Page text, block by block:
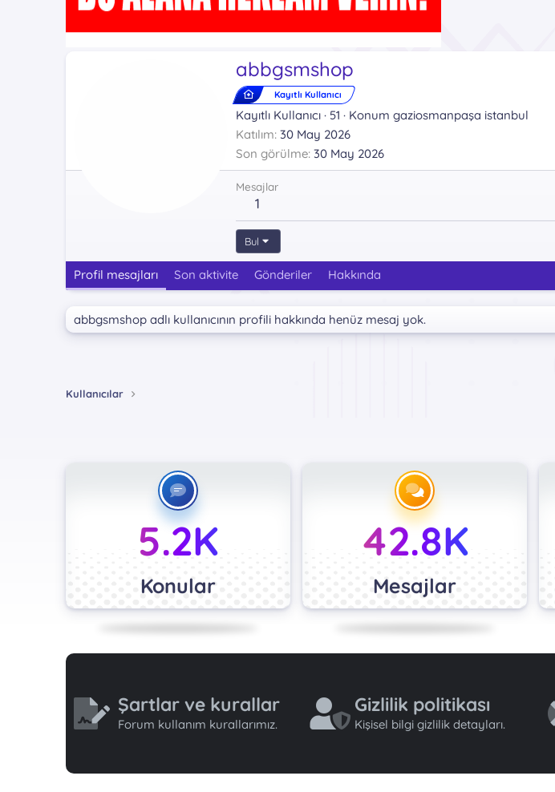
abbgsmshop
Kayıtlı Kullanıcı
Kayıtlı Kullanıcı · 51 · Konum gaziosmanpaşa istanbul
Katılım 30 May 2026
Son görülme 30 May 2026
Mesajlar
1
Bul
Profil mesajları Son aktivite Gönderiler Hakkında
abbgsmshop adlı kullanıcının profili hakkında henüz mesaj yok.
Kullanıcılar
5.2K
Konular
42.8K
Mesajlar
Şartlar ve kurallar
Forum kullanım kurallarımız.
Gizlilik politikası
Kişisel bilgi gizlilik detayları.